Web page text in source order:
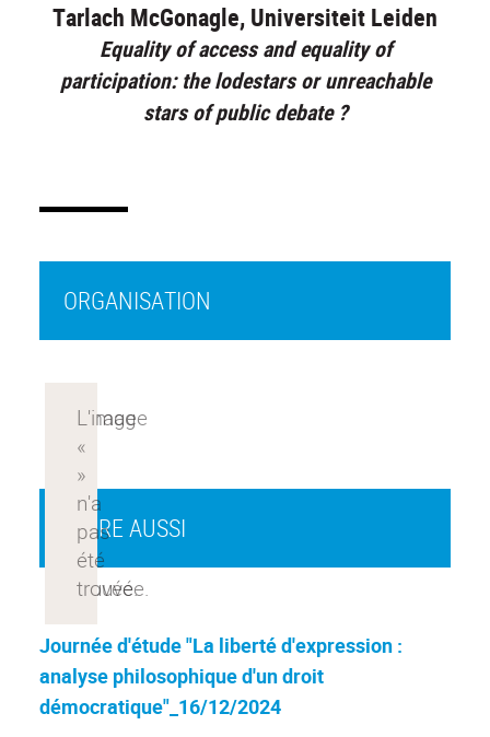
Tarlach McGonagle, Universiteit Leiden
Equality of access and equality of
participation: the lodestars or unreachable
stars of public debate ?
À LIRE AUSSI
Journée d'étude "La liberté d'expression :
analyse philosophique d'un droit
démocratique"_16/12/2024
ORGANISATION